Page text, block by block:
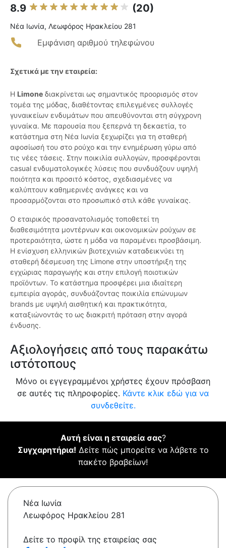
8.9 (20)
Νέα Ιωνία, Λεωφόρος Ηρακλείου 281
Εμφάνιση αριθμού τηλεφώνου
Σχετικά με την εταιρεία:
Η Limone διακρίνεται ως σημαντικός προορισμός στον
τομέα της μόδας, διαθέτοντας επιλεγμένες συλλογές
γυναικείων ενδυμάτων που απευθύνονται στη σύγχρονη
γυναίκα. Με παρουσία που ξεπερνά τη δεκαετία, το
κατάστημα στη Νέα Ιωνία ξεχωρίζει για τη σταθερή
αφοσίωσή του στο ρούχο και την ενημέρωση γύρω από
τις νέες τάσεις. Στην ποικιλία συλλογών, προσφέρονται
casual ενδυματολογικές λύσεις που συνδυάζουν υψηλή
ποιότητα και προσιτό κόστος, σχεδιασμένες να
καλύπτουν καθημερινές ανάγκες και να
προσαρμόζονται στο προσωπικό στιλ κάθε γυναίκας.
Ο εταιρικός προσανατολισμός τοποθετεί τη
διαθεσιμότητα μοντέρνων και οικονομικών ρούχων σε
προτεραιότητα, ώστε η μόδα να παραμένει προσβάσιμη.
Η ενίσχυση ελληνικών βιοτεχνιών καταδεικνύει τη
σταθερή δέσμευση της Limone στην υποστήριξη της
εγχώριας παραγωγής και στην επιλογή ποιοτικών
προϊόντων. Το κατάστημα προσφέρει μια ιδιαίτερη
εμπειρία αγοράς, συνδυάζοντας ποικιλία επώνυμων
brands με υψηλή αισθητική και πρακτικότητα,
καταξιώνοντάς το ως διακριτή πρόταση στην αγορά
ένδυσης.
Αξιολογήσεις από τους παρακάτω
ιστότοπους
Μόνο οι εγγεγραμμένοι χρήστες έχουν πρόσβαση
σε αυτές τις πληροφορίες. Κάντε κλικ εδώ για να
συνδεθείτε.
Αυτή είναι η εταιρεία σας?
Συγχαρητήρια! Δείτε πώς μπορείτε να λάβετε το
πακέτο βραβείων!
Νέα Ιωνία
Λεωφόρος Ηρακλείου 281
Δείτε το προφίλ της εταιρείας σας